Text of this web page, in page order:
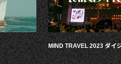
MIND TRAVEL 2023 ダイ